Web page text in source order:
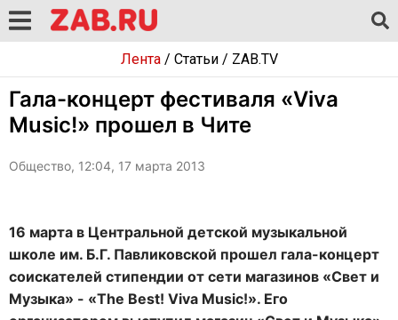
Лента/ Статьи/ ZAB.TV
Гала-концерт фестиваля «Viva
Music!» прошел в Чите
Общество, 12:04, 17 марта 2013
16 марта в Центральной детской музыкальной
школе им. Б.Г. Павликовской прошел гала-концерт
соискателей стипендии от сети магазинов «Свет и
Музыка» - «The Best! Viva Music!». Его